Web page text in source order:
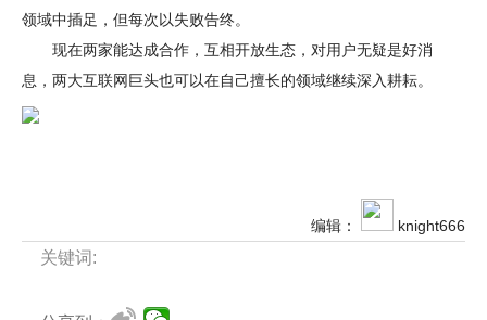
领域中插足，但每次以失败告终。
现在两家能达成合作，互相开放生态，对用户无疑是好消
息，两大互联网巨头也可以在自己擅长的领域继续深入耕耘。
编辑： knight666
关键词: